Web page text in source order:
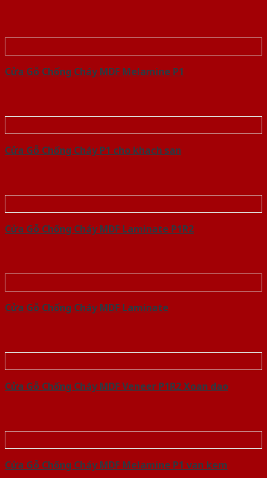
Cửa Gỗ Chống Cháy MDF Melamine P1
Cửa Gỗ Chống Cháy P1 cho khach san
Cửa Gỗ Chống Cháy MDF Laminate P1R2
Cửa Gỗ Chống Cháy MDF Laminate
Cửa Gỗ Chống Cháy MDF Veneer P1R2 Xoan dao
Cửa Gỗ Chống Cháy MDF Melamine P1 van kem